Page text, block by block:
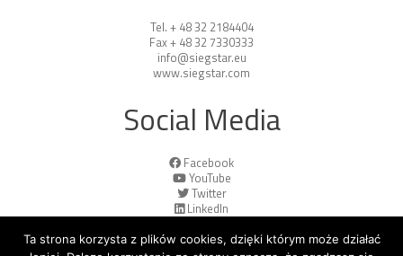
Tel. + 48 32 2184404
Fax + 48 32 7330333
info@siegstar.eu
www.siegstar.com
Social Media
Facebook
YouTube
Twitter
LinkedIn
Ta strona korzysta z plików cookies, dzięki którym może działać